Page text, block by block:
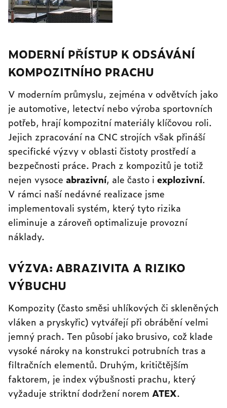
MODERNÍ PŘÍSTUP K ODSÁVÁNÍ
KOMPOZITNÍHO PRACHU
V moderním průmyslu, zejména v odvětvích jako
je automotive, letectví nebo výroba sportovních
potřeb, hrají kompozitní materiály klíčovou roli.
Jejich zpracování na CNC strojích však přináší
specifické výzvy v oblasti čistoty prostředí a
bezpečnosti práce. Prach z kompozitů je totiž
nejen vysoce abrazivní, ale často i explozivní.
V rámci naší nedávné realizace jsme
implementovali systém, který tyto rizika
eliminuje a zároveň optimalizuje provozní
náklady.
VÝZVA: ABRAZIVITA A RIZIKO
VÝBUCHU
Kompozity (často směsi uhlíkových či skleněných
vláken a pryskyřic) vytvářejí při obrábění velmi
jemný prach. Ten působí jako brusivo, což klade
vysoké nároky na konstrukci potrubních tras a
filtračních elementů. Druhým, kritičtějším
faktorem, je index výbušnosti prachu, který
vyžaduje striktní dodržení norem ATEX.